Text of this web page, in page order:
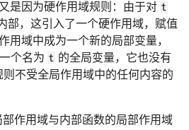
是因为硬作用域规则：由于对 t
部，这引入了一个硬作用域，赋值
用域中成为一个新的局部变量，
个名为 t 的全局变量，它也没有
不受全局作用域中的任何内容的
作用域与内部函数的局部作用域